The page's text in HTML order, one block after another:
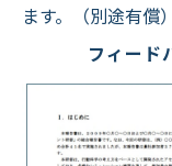
ます。（別途有償）
フィード